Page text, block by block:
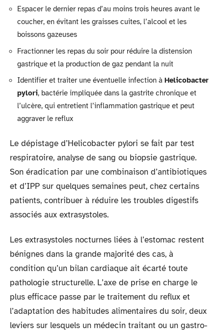
Espacer le dernier repas d’au moins trois heures avant le
coucher, en évitant les graisses cuites, l’alcool et les
boissons gazeuses
Fractionner les repas du soir pour réduire la distension
gastrique et la production de gaz pendant la nuit
Identifier et traiter une éventuelle infection à Helicobacter
pylori, bactérie impliquée dans la gastrite chronique et
l’ulcère, qui entretient l’inflammation gastrique et peut
aggraver le reflux
Le dépistage d’Helicobacter pylori se fait par test
respiratoire, analyse de sang ou biopsie gastrique.
Son éradication par une combinaison d’antibiotiques
et d’IPP sur quelques semaines peut, chez certains
patients, contribuer à réduire les troubles digestifs
associés aux extrasystoles.
Les extrasystoles nocturnes liées à l’estomac restent
bénignes dans la grande majorité des cas, à
condition qu’un bilan cardiaque ait écarté toute
pathologie structurelle. L’axe de prise en charge le
plus efficace passe par le traitement du reflux et
l’adaptation des habitudes alimentaires du soir, deux
leviers sur lesquels un médecin traitant ou un gastro-